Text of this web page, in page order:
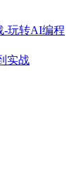
-玩转AI编程
实战